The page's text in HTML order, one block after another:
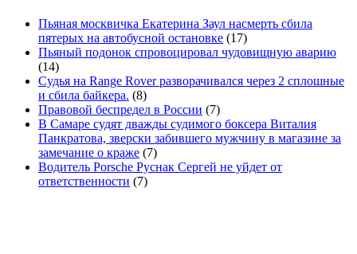
Пьяная москвичка Екатерина Заул насмерть сбила
пятерых на автобусной остановке (17)
Пьяный подонок спровоцировал чудовищную аварию
(14)
Судья на Range Rover разворачивался через 2 сплошные
и сбила байкера. (8)
Правовой беспредел в России (7)
В Самаре судят дважды судимого боксера Виталия
Панкратова, зверски забившего мужчину в магазине за
замечание о краже (7)
Водитель Porsche Руснак Сергей не уйдет от
ответственности (7)